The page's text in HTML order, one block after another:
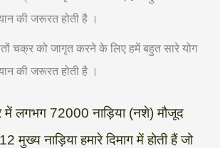
की जरूरत होती है ।
चक्र को जागृत करने के लिए हमें बहुत सारे योग
की जरूरत होती है ।
में लगभग 72000 नाड़िया (नशे) मौजूद
मुख्य नाड़िया हमारे दिमाग में होती हैं जो